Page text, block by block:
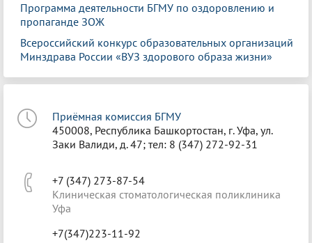
Программа деятельности БГМУ по оздоровлению и
пропаганде ЗОЖ
Всероссийский конкурс образовательных организаций
Минздрава России «ВУЗ здорового образа жизни»
Приёмная комиссия БГМУ
450008, Республика Башкортостан, г. Уфа, ул.
Заки Валиди, д. 47; тел: 8 (347) 272-92-31
+7 (347) 273-87-54
Клиническая стоматологическая поликлиника
Уфа
+7(347)223-11-92